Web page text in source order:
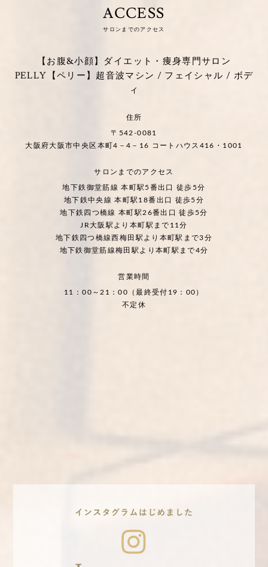
ACCESS
サロンまでのアクセス
【お腹&小顔】ダイエット・痩身専門サロン
PELLY【ペリー】超音波マシン / フェイシャル / ボデ
ィ
住所
〒542-0081
大阪府大阪市中央区本町4－4－16 コートハウス416・1001
サロンまでのアクセス
地下鉄御堂筋線 本町駅5番出口 徒歩5分
地下鉄中央線 本町駅18番出口 徒歩5分
地下鉄四つ橋線 本町駅26番出口 徒歩5分
JR大阪駅より本町駅まで11分
地下鉄四つ橋線西梅田駅より本町駅まで3分
地下鉄御堂筋線梅田駅より本町駅まで4分
営業時間
11：00～21：00（最終受付19：00）
不定休